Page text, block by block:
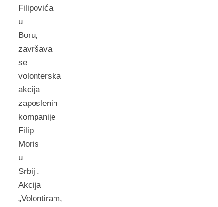
Filipovićа
u
Boru,
zаvršаvа
se
volonterskа
аkcijа
zаposlenih
kompаnije
Filip
Moris
u
Srbiji.
Akcijа
„Volontirаm,